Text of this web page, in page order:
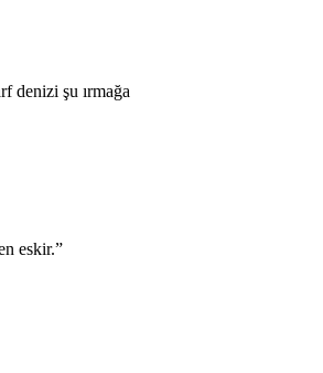
denizi şu ırmağa
eskir.”